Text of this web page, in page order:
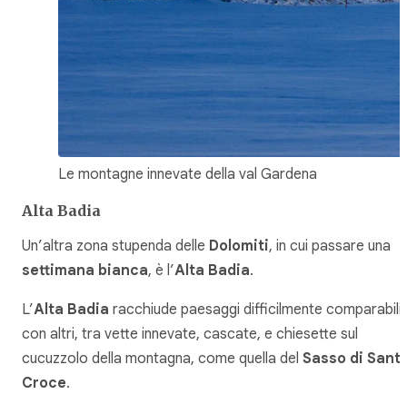
Le montagne innevate della val Gardena
Alta Badia
Un’altra zona stupenda delle Dolomiti, in cui passare una
settimana bianca, è l’Alta Badia.
L’Alta Badia racchiude paesaggi difficilmente comparabili
con altri, tra vette innevate, cascate, e chiesette sul
cucuzzolo della montagna, come quella del Sasso di
Croce.